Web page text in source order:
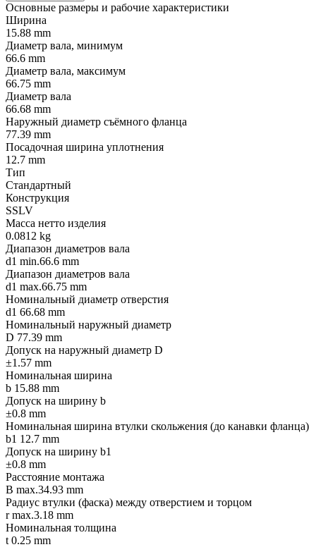
Основные размеры и рабочие характеристики
Ширина
15.88 mm
Диаметр вала, минимум
66.6 mm
Диаметр вала, максимум
66.75 mm
Диаметр вала
66.68 mm
Наружный диаметр съёмного фланца
77.39 mm
Посадочная ширина уплотнения
12.7 mm
Тип
Стандартный
Конструкция
SSLV
Масса нетто изделия
0.0812 kg
Диапазон диаметров вала
d1 min.66.6 mm
Диапазон диаметров вала
d1 max.66.75 mm
Номинальный диаметр отверстия
d1 66.68 mm
Номинальный наружный диаметр
D 77.39 mm
Допуск на наружный диаметр D
±1.57 mm
Номинальная ширина
b 15.88 mm
Допуск на ширину b
±0.8 mm
Номинальная ширина втулки скольжения (до канавки фланца)
b1 12.7 mm
Допуск на ширину b1
±0.8 mm
Расстояние монтажа
B max.34.93 mm
Радиус втулки (фаска) между отверстием и торцом
r max.3.18 mm
Номинальная толщина
t 0.25 mm